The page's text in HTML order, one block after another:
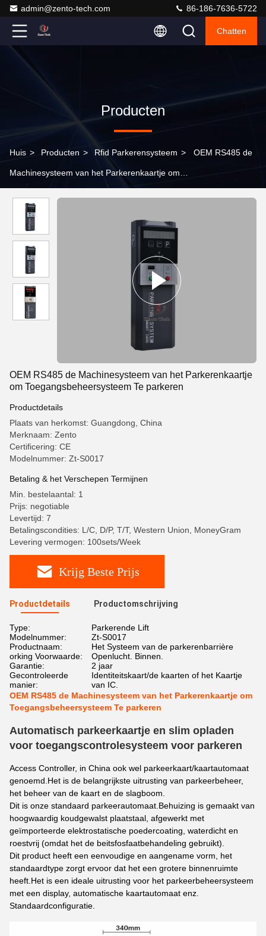
admin@zento-tech.com 86-186-7636-5722
Chatten
Producten
Huis > Producten > Rfid Parkerensysteem > OEM RS485 de
Machinesysteem van het Parkerenkaartje om
OEM RS485 de Machinesysteem van het Parkerenkaartje
om Toegangsbeheersysteem Te parkeren
Productdetails
Plaats van herkomst: Guangdong, China
Merknaam: Zento
Certificering: CE
Modelnummer: Zt-S0017
Betaling & het Verschepen Termijnen
Min. bestelaantal: 1
Prijs: negotiable
Levertijd: 7
Betalingscondities: L/C, D/P, T/T, Western Union, MoneyGram
Levering vermogen: 100sets/Week
Krijg Beste Prijs
Productdetails Productomschrijving
Type:
Parkerende Lift
Modelnummer:
Zt-S0017
Productnaam:
Het Systeem van de parkerenbarrière
orking Voorwaarde:
Openlucht. Binnen.
Garantie:
2 jaar
Gecontroleerde
manier:
Identiteitskaart/de kaarten of het Kaartje
van IC.
OEM RS485 de Machinesysteem van het Parkerenkaartje om
Toegangsbeheersysteem Te parkeren
Automatisch parkeerkaartje en slim opladen
voor toegangscontrolesysteem voor parkeren
Access Controller, in China ook wel parkeerkaart/kaartautomaat
genoemd.Het is de belangrijkste uitrusting van parkeerbeheer,
het beheer van de kaart en de slagboom.
Dit is onze standaard parkeerautomaat.Behuizing is gemaakt van
hoogwaardig koudgewalst plaatstaal, afgewerkt met
geïmporteerde elektrostatische poedercoating, waterdicht en
roestvrij (omdat het de beitsfosfaatbehandeling gebruikt).
Dit product heeft een eenvoudige en aangename vorm, het
standaardtype zorgt ervoor dat het een grotere binnenruimte
heeft.Het is een ideale uitrusting voor het parkeerbeheersysteem
met een display, automatische kaartautomaat enz.
Standaardconfiguratie.